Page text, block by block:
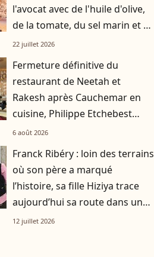
l'avocat avec de l'huile d'olive,
de la tomate, du sel marin et un
smoothie"
22 juillet 2026
Fermeture définitive du
restaurant de Neetah et
Rakesh après Cauchemar en
cuisine, Philippe Etchebest
pensait les avoir sauvés
6 août 2026
Franck Ribéry : loin des terrains
où son père a marqué
l’histoire, sa fille Hiziya trace
aujourd’hui sa route dans un
tout autre univers
12 juillet 2026